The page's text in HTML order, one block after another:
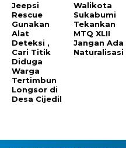
Jeepsi
Rescue
Gunakan
Alat
Deteksi ,
Cari Titik
Diduga
Warga
Tertimbun
Longsor di
Desa Cijedil
Walikota
Sukabumi
Tekankan
MTQ XLII
Jangan Ada
Naturalisasi